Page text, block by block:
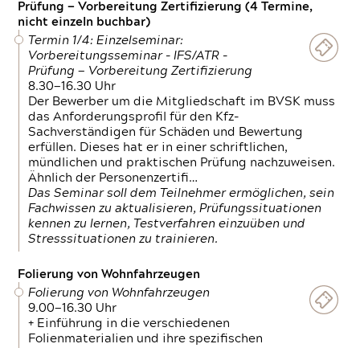
Prüfung — Vorbereitung Zertifizierung (4 Termine,
nicht einzeln buchbar)
Termin 1/4: Einzelseminar:
Vorbereitungsseminar - IFS/ATR -
Prüfung — Vorbereitung Zertifizierung
8.30—16.30 Uhr
Der Bewerber um die Mitgliedschaft im BVSK muss
das Anforderungsprofil für den Kfz-
Sachverständigen für Schäden und Bewertung
erfüllen. Dieses hat er in einer schriftlichen,
mündlichen und praktischen Prüfung nachzuweisen.
Ähnlich der Personenzertifi…
Das Seminar soll dem Teilnehmer ermöglichen, sein
Fachwissen zu aktualisieren, Prüfungssituationen
kennen zu lernen, Testverfahren einzuüben und
Stresssituationen zu trainieren.
Folierung von Wohnfahrzeugen
Folierung von Wohnfahrzeugen
9.00—16.30 Uhr
+ Einführung in die verschiedenen
Folienmaterialien und ihre spezifischen